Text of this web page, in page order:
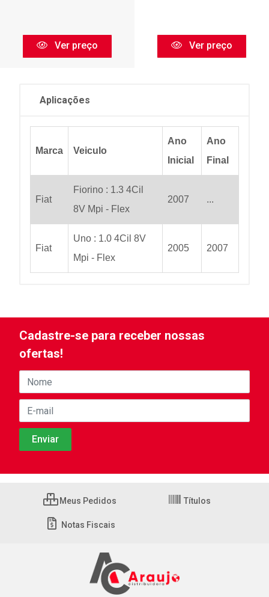
Ver preço Ver preço
Aplicações
Marca Veiculo
Ano
Inicial
Ano
Final
Fiat
Fiorino : 1.3 4Cil
8V Mpi - Flex
2007 ...
Fiat
Uno : 1.0 4Cil 8V
Mpi - Flex
2005 2007
Cadastre-se para receber nossas
ofertas!
Meus Pedidos Títulos
Notas Fiscais